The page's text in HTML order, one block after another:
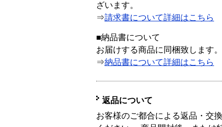
ざいます。
⇒請求書について詳細はこちら
■納品書について
お届けする商品に同梱致します。
⇒納品書について詳細はこちら
返品について
お客様のご都合による返品・交